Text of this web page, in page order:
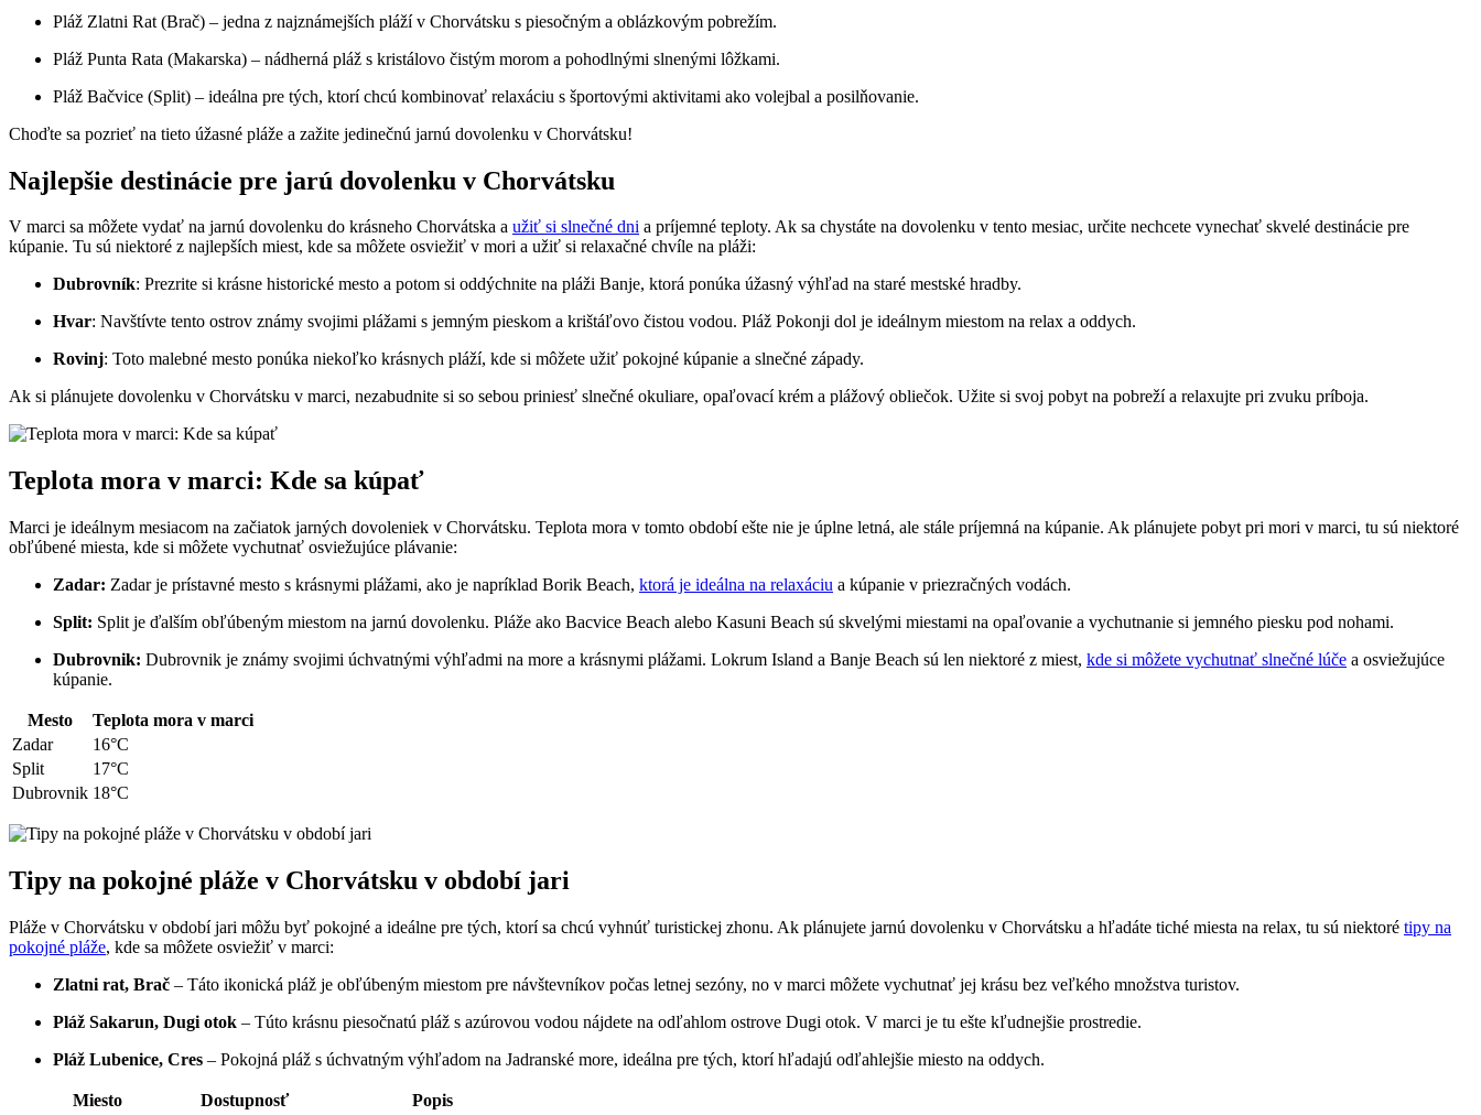
Pláž Zlatni Rat (Brač) – jedna z najznámejších pláží v Chorvátsku s piesočným a oblázkovým pobrežím.
Pláž Punta Rata (Makarska) – nádherná pláž s kristálovo čistým morom a pohodlnými slnenými lôžkami.
Pláž Bačvice (Split) – ideálna pre tých, ktorí chcú kombinovať relaxáciu s športovými aktivitami ako volejbal a posilňovanie.
Choďte sa pozrieť na tieto úžasné pláže a zažite jedinečnú jarnú dovolenku v Chorvátsku!
Najlepšie destinácie pre jarú dovolenku v Chorvátsku
V marci sa môžete vydať na jarnú dovolenku do krásneho Chorvátska a užiť si slnečné dni a príjemné teploty. Ak sa chystáte na dovolenku v tento mesiac, určite nechcete vynechať skvelé destinácie pre
kúpanie. Tu sú niektoré z najlepších miest, kde sa môžete osviežiť v mori a užiť si relaxačné chvíle na pláži:
Dubrovník: Prezrite si krásne historické mesto a potom si oddýchnite na pláži Banje, ktorá ponúka úžasný výhľad na staré mestské hradby.
Hvar: Navštívte tento ostrov známy svojimi plážami s jemným pieskom a krištáľovo čistou vodou. Pláž Pokonji dol je ideálnym miestom na relax a oddych.
Rovinj: Toto malebné mesto ponúka niekoľko krásnych pláží, kde si môžete užiť pokojné kúpanie a slnečné západy.
Ak si plánujete dovolenku v Chorvátsku v marci, nezabudnite si so sebou priniesť slnečné okuliare, opaľovací krém a plážový obliečok. Užite si svoj pobyt na pobreží a relaxujte pri zvuku príboja.
Teplota mora v marci: Kde sa kúpať
Marci je ideálnym mesiacom na začiatok jarných dovoleniek v Chorvátsku. Teplota mora v tomto období ešte nie je úplne letná, ale stále príjemná na kúpanie. Ak plánujete pobyt pri mori v marci, tu sú niektoré
obľúbené miesta, kde si môžete vychutnať osviežujúce plávanie:
Zadar: Zadar je prístavné mesto s krásnymi plážami, ako je napríklad Borik Beach, ktorá je ideálna na relaxáciu a kúpanie v priezračných vodách.
Split: Split je ďalším obľúbeným miestom na jarnú dovolenku. Pláže ako Bacvice Beach alebo Kasuni Beach sú skvelými miestami na opaľovanie a vychutnanie si jemného piesku pod nohami.
Dubrovnik: Dubrovnik je známy svojimi úchvatnými výhľadmi na more a krásnymi plážami. Lokrum Island a Banje Beach sú len niektoré z miest, kde si môžete vychutnať slnečné lúče a osviežujúce
kúpanie.
Mesto
Teplota mora v marci
Zadar
16°C
Split
17°C
Dubrovnik 18°C
Tipy na pokojné pláže v Chorvátsku v období jari
Pláže v Chorvátsku v období jari môžu byť pokojné a ideálne pre tých, ktorí sa chcú vyhnúť turistickej zhonu. Ak plánujete jarnú dovolenku v Chorvátsku a hľadáte tiché miesta na relax, tu sú niektoré tipy na
pokojné pláže, kde sa môžete osviežiť v marci:
Zlatni rat, Brač – Táto ikonická pláž je obľúbeným miestom pre návštevníkov počas letnej sezóny, no v marci môžete vychutnať jej krásu bez veľkého množstva turistov.
Pláž Sakarun, Dugi otok – Túto krásnu piesočnatú pláž s azúrovou vodou nájdete na odľahlom ostrove Dugi otok. V marci je tu ešte kľudnejšie prostredie.
Pláž Lubenice, Cres – Pokojná pláž s úchvatným výhľadom na Jadranské more, ideálna pre tých, ktorí hľadajú odľahlejšie miesto na oddych.
Miesto Dostupnosť Popis